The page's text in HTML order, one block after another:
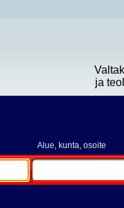
ja
Alue, kunta, osoite